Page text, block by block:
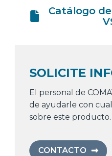
Catálogo
SOLICITE
El personal de
de ayudarle con
sobre este producto.
CONTACTO